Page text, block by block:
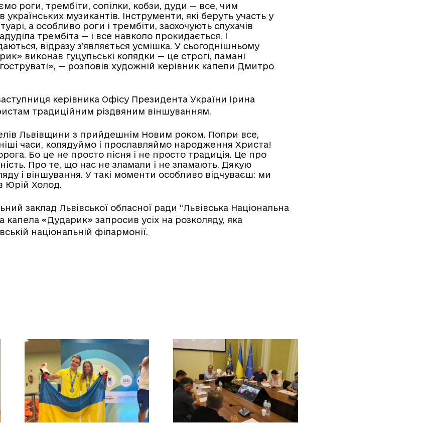
роги, трембіти, сопілки, кобзи, дуди — все, чим
українських музикантів. Інструменти, які беруть участь у
а особливо роги і трембіти, заохочують слухачів
трембіта — і все навколо прокидається. І
відразу з’являється усмішка. У сьогоднішньому
виконав гуцульські колядки — це строгі, ламані
— розповів художній керівник капели Дмитро
керівника Офісу Президента України Ірина
традиційним різдвяним віншуванням.
Львівщини з прийдешнім Новим роком. Попри все,
часи, колядуймо і прославляймо народження Христа!
Бо це не просто пісня і не просто традиція. Це про
Про те, що нас не зламали і не зламають. Дякую
і віншування. У такі моменти особливо відчуваєш: ми
Юрій Холод.
заклад Львівської обласної ради “Львівська Національна
капела «Дударик» запросив усіх на розколяду, яка
національній філармонії.